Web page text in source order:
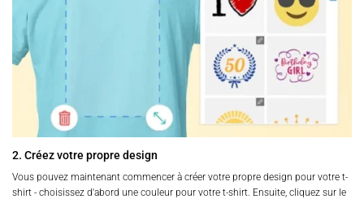
2. Créez votre propre design
Vous pouvez maintenant commencer à créer votre propre design pour votre t-
shirt - choisissez d'abord une couleur pour votre t-shirt. Ensuite, cliquez sur le